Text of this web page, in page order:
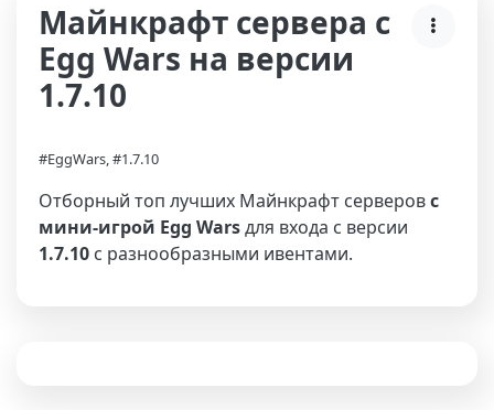
Майнкрафт сервера с
Egg Wars на версии
1.7.10
#EggWars, #1.7.10
Отборный топ лучших Майнкрафт серверовс
мини-игрой Egg Warsдля входа с версии
1.7.10 с разнообразными ивентами.